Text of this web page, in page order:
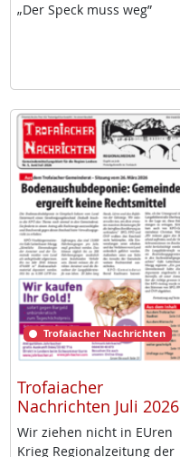
„Der Speck muss weg”
Trofaiacher Nachrichten
Trofaiacher
Nachrichten Juli 2026
Wir zie­hen nicht in EU­ren
Krieg Re­gio­nal­zei­tung der